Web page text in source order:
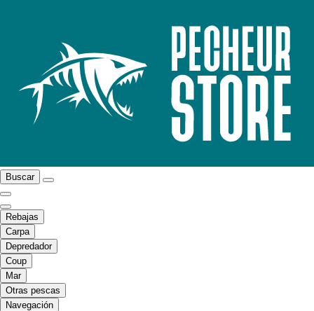
Buscar
Rebajas
Carpa
Depredador
Coup
Mar
Otras pescas
Navegación